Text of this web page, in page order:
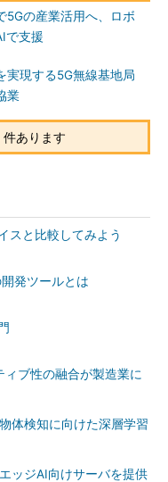
5Gの産業活用へ、ロボ
で支援
実現する5G無線基地局
業
あります
スと比較してみよう
発ツールとは
ブ性の融合が製造業に
体検知に向けた深層学習
ッジAI向けサーバを提供